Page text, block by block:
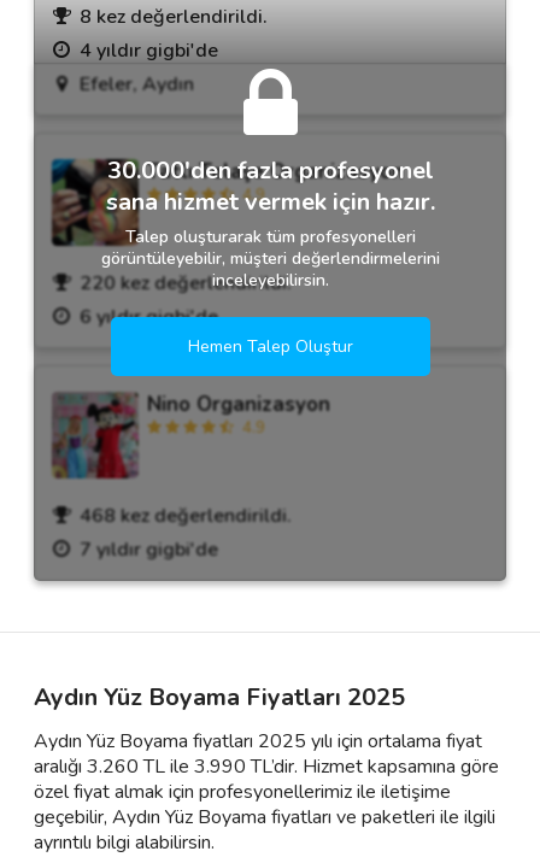
8 kez değerlendirildi.
4 yıldır gigbi'de
Efeler, Aydın
Tatlı Telaşe Organizasyon
4.9
220 kez değerlendirildi.
6 yıldır gigbi'de
Nino Organizasyon
4.9
468 kez değerlendirildi.
7 yıldır gigbi'de
30.000'den fazla profesyonel
sana hizmet vermek için hazır.
Talep oluşturarak tüm profesyonelleri
görüntüleyebilir, müşteri değerlendirmelerini
inceleyebilirsin.
Hemen Talep Oluştur
Aydın Yüz Boyama Fiyatları 2025
Aydın Yüz Boyama fiyatları 2025 yılı için ortalama fiyat
aralığı 3.260 TL ile 3.990 TL’dir. Hizmet kapsamına göre
özel fiyat almak için profesyonellerimiz ile iletişime
geçebilir, Aydın Yüz Boyama fiyatları ve paketleri ile ilgili
ayrıntılı bilgi alabilirsin.